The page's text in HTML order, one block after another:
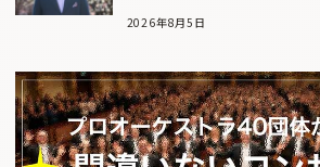
2026年8月5日